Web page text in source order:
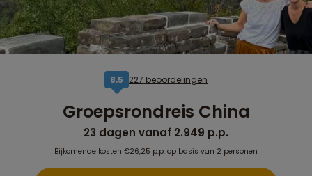
8,5 227 beoordelingen
Groepsrondreis China
23 dagen vanaf 2.949 p.p.
Bijkomende kosten €26,25 p.p. op basis van 2 personen